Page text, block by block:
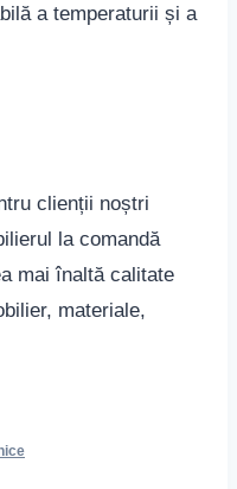
a temperaturii și a
clienții noștri
la comandă
mai înaltă calitate
materiale,